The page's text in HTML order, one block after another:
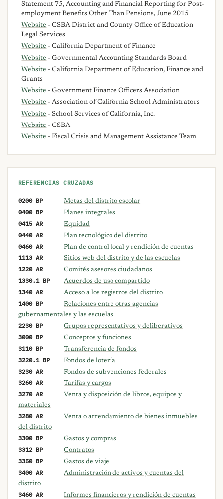
Statement 75, Accounting and Financial Reporting for Post-
employment Benefits Other Than Pensions, June 2015
Website - CSBA District and County Office of Education
Legal Services
Website - California Department of Finance
Website - Governmental Accounting Standards Board
Website - California Department of Education, Finance and
Grants
Website - Government Finance Officers Association
Website - Association of California School Administrators
Website - School Services of California, Inc.
Website - CSBA
Website - Fiscal Crisis and Management Assistance Team
REFERENCIAS CRUZADAS
0200 BP Metas del distrito escolar
0400 BP Planes integrales
0415 AR Equidad
0440 AR Plan tecnológico del distrito
0460 AR Plan de control local y rendición de cuentas
1113 AR Sitios web del distrito y de las escuelas
1220 AR Comités asesores ciudadanos
1330.1 BP Acuerdos de uso compartido
1340 AR Acceso a los registros del distrito
1400 BP
Relaciones entre otras agencias
gubernamentales y las escuelas
2230 BP Grupos representativos y deliberativos
3000 BP Conceptos y funciones
3110 BP Transferencia de fondos
3220.1 BP Fondos de lotería
3230 AR Fondos de subvenciones federales
3260 AR Tarifas y cargos
3270 AR
Venta y disposición de libros, equipos y
materiales
3280 AR
Venta o arrendamiento de bienes inmuebles
del distrito
3300 BP Gastos y compras
3312 BP Contratos
3350 BP Gastos de viaje
3400 AR
Administración de activos y cuentas del
distrito
3460 AR Informes financieros y rendición de cuentas